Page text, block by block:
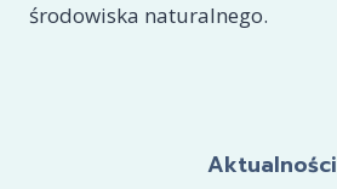
środowiska naturalnego.
Aktualności